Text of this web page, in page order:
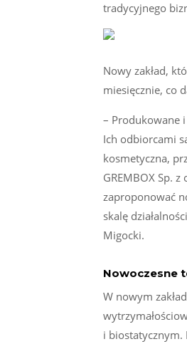
tradycyjnego
Nowy zakład,
miesięcznie, co
– Produkowane
Ich odbiorcami
kosmetyczna,
GREMBOX Sp.
zaproponować
skalę
Migocki.
Nowoczesne
W nowym
i biostatycznym.